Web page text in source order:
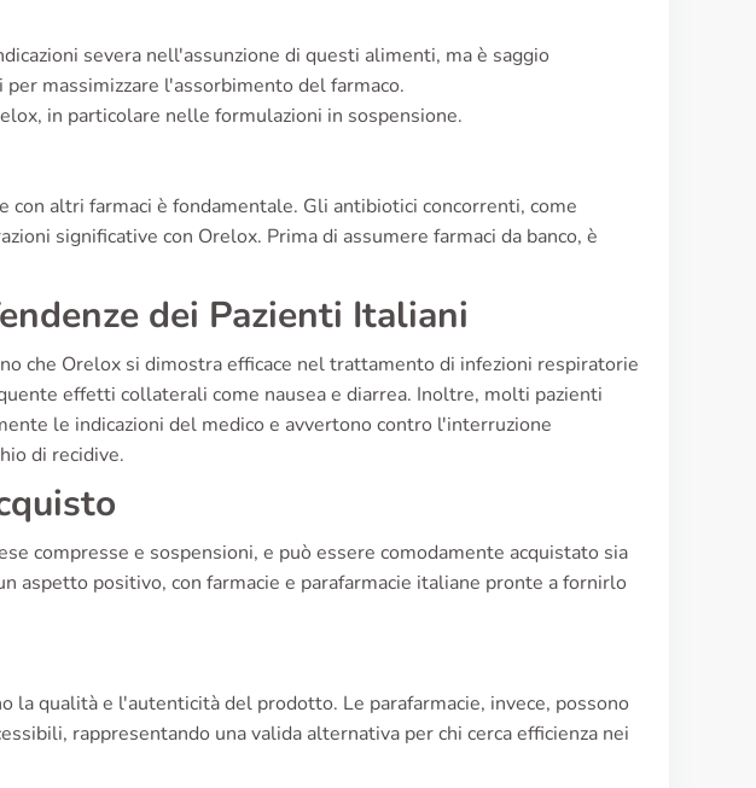
severa nell'assunzione di questi alimenti, ma è saggio
massimizzare l'assorbimento del farmaco.
in particolare nelle formulazioni in sospensione.
con altri farmaci è fondamentale. Gli antibiotici concorrenti, come
significative con Orelox. Prima di assumere farmaci da banco, è
dei Pazienti Italiani
che Orelox si dimostra efficace nel trattamento di infezioni respiratorie
effetti collaterali come nausea e diarrea. Inoltre, molti pazienti
le indicazioni del medico e avvertono contro l'interruzione
di recidive.
compresse e sospensioni, e può essere comodamente acquistato sia
aspetto positivo, con farmacie e parafarmacie italiane pronte a fornirlo
la qualità e l'autenticità del prodotto. Le parafarmacie, invece, possono
rappresentando una valida alternativa per chi cerca efficienza nei